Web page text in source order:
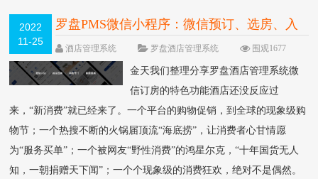
2022
11-25
罗盘PMS微信小程序：微信预订、选房、入
驻、手机开门、自助退房
NEW
酒店管理系统 罗盘酒店管理系统
围观1677
次
0 条评论
金天我们整理分享罗盘酒店管理系统微
信订房的特色功能酒店还没反应过
来，“新消费”就已经来了。一个平台的购物促销，到全球的现象级购
物节；一个热搜不断的火锅届顶流“海底捞”，让消费者心甘情愿
为“服务买单”；一个被网友“野性消费”的鸿星尔克，“十年国货无人
知，一朝捐赠天下闻”；一个个现象级的消费狂欢，绝对不是偶然。